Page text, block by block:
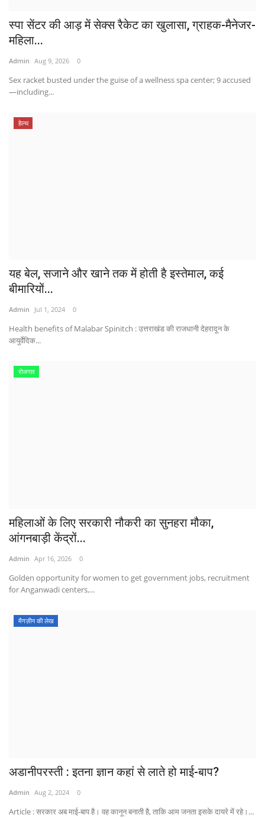
स्पा सेंटर की आड़ में सेक्स रैकेट का खुलासा, ग्राहक-मैनेजर-
महिला...
Admin Aug 9, 2026 0
Sex racket busted under the guise of a wellness spa center; 9 accused
—including...
हेल्थ
यह बेल, सजाने और खाने तक में होती है इस्तेमाल, कई
बीमारियों...
Admin Jul 1, 2024 0
Health benefits of Malabar Spinitch : उत्तराखंड की राजधानी देहरादून के
आयुर्वेदिक...
रोजगार
महिलाओं के लिए सरकारी नौकरी का सुनहरा मौका,
आंगनबाड़ी केंद्रों...
Admin Apr 16, 2026 0
Golden opportunity for women to get government jobs, recruitment
for Anganwadi centers,...
मैगज़ीन की लेख
अडानीपरस्ती : इतना ज्ञान कहां से लाते हो माई-बाप?
Admin Aug 2, 2024 0
Article : सरकार अब माई-बाप है। वह कानून बनाती है, ताकि आम जनता इसके दायरे में रहे।...